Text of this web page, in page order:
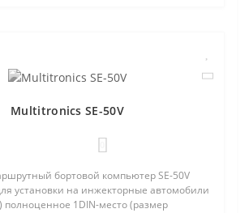
Multitronics SE-50V
бортовой компьютер SE-50V
установки на инжекторные автомобили
полноценное 1DIN-место (размер